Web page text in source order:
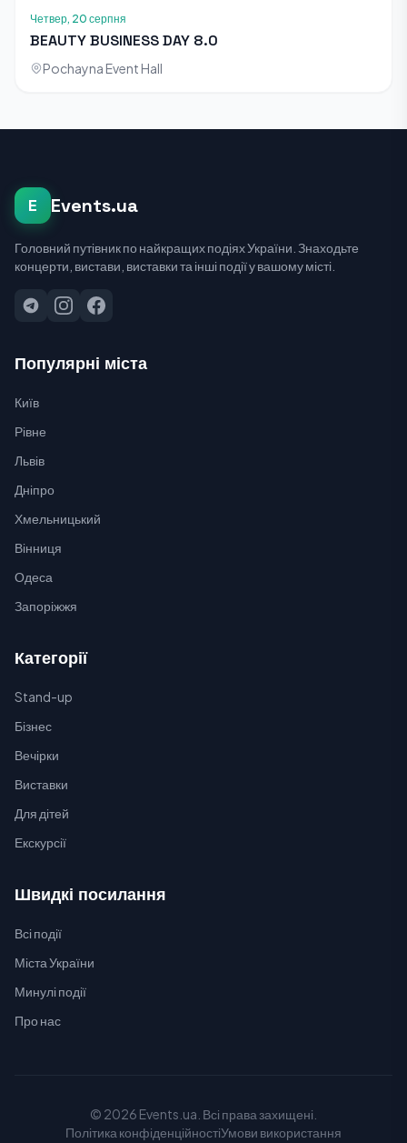
Четвер, 20 серпня
BEAUTY BUSINESS DAY 8.0
Pochayna Event Hall
E Events.ua
Головний путівник по найкращих подіях України. Знаходьте
концерти, вистави, виставки та інші події у вашому місті.
Популярні міста
Київ
Рівне
Львів
Дніпро
Хмельницький
Вінниця
Одеса
Запоріжжя
Категорії
Stand-up
Бізнес
Вечірки
Виставки
Для дітей
Екскурсії
Швидкі посилання
Всі події
Міста України
Минулі події
Про нас
© 2026 Events.ua. Всі права захищені.
Політика конфіденційностіУмови використання